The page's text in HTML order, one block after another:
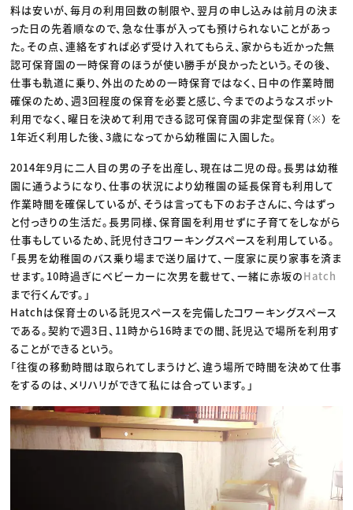
料は安いが、毎月の利用回数の制限や、翌月の申し込みは前月の決ま
った日の先着順なので、急な仕事が入っても預けられないことがあっ
た。その点、連絡をすれば必ず受け入れてもらえ、家からも近かった無
認可保育園の一時保育のほうが使い勝手が良かったという。その後、
仕事も軌道に乗り、外出のための一時保育ではなく、日中の作業時間
確保のため、週3回程度の保育を必要と感じ、今までのようなスポット
利用でなく、曜日を決めて利用できる認可保育園の非定型保育（※） を
1年近く利用した後、3歳になってから幼稚園に入園した。
2014年9月に二人目の男の子を出産し、現在は二児の母。長男は幼稚
園に通うようになり、仕事の状況により幼稚園の延長保育も利用して
作業時間を確保しているが、そうは言っても下のお子さんに、今はずっ
と付っきりの生活だ。長男同様、保育園を利用せずに子育てをしながら
仕事もしているため、託児付きコワーキングスペースを利用している。
「長男を幼稚園のバス乗り場まで送り届けて、一度家に戻り家事を済ま
せます。10時過ぎにベビーカーに次男を載せて、一緒に赤坂のHatch
まで行くんです。」
Hatchは保育士のいる託児スペースを完備したコワーキングスペース
である。契約で週3日、11時から16時までの間、託児込で場所を利用す
ることができるという。
「往復の移動時間は取られてしまうけど、違う場所で時間を決めて仕事
をするのは、メリハリができて私には合っています。」